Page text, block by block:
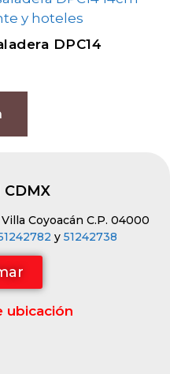
DPC14
Coyoacán C.P. 04000
y 51242738
ubicación